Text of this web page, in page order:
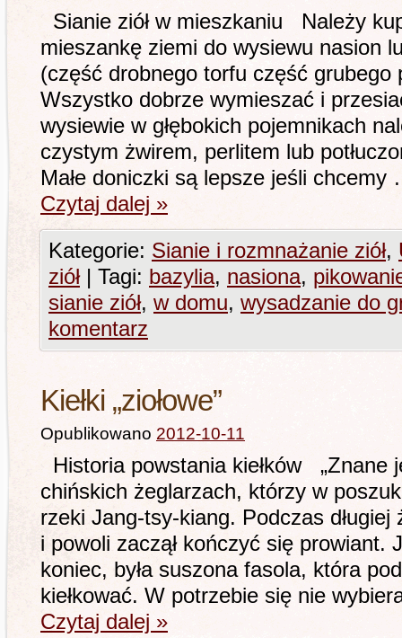
Sianie ziół w mieszkaniu Należy
mieszankę ziemi do wysiewu nasion
(część drobnego torfu część grubego
Wszystko dobrze wymieszać i
wysiewie w głębokich pojemnikach
czystym żwirem, perlitem lub
Małe doniczki są lepsze jeśli chcemy
Czytaj dalej »
Kategorie: Sianie i rozmnażanie ziół,
ziół | Tagi: bazylia, nasiona,
sianie ziół, w domu, wysadzanie do
komentarz
Kiełki „ziołowe”
Opublikowano 2012-10-11
Historia powstania kiełków „Znane
chińskich żeglarzach, którzy w
rzeki Jang-tsy-kiang. Podczas długiej
i powoli zaczął kończyć się prowiant.
koniec, była suszona fasola, która
kiełkować. W potrzebie się nie
Czytaj dalej »